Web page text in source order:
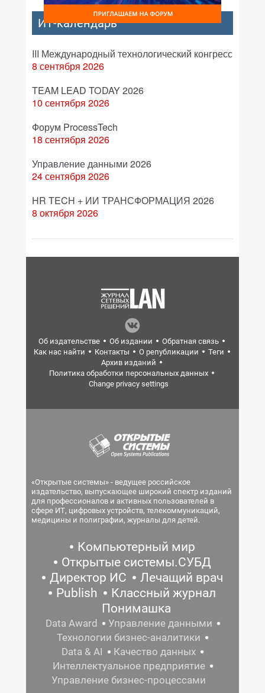
ИТ-календарь
III Международный технологический конгресс
8 сентября 2026
TEAM LEAD TODAY 2026
10 сентября 2026
Форум ProcessTech
18 сентября 2026
Управление данными 2026
24 сентября 2026
HR TECH + ИИ ТРАНСФОРМАЦИЯ 2026
8 октября 2026
Об издательстве Об издании
Обратная связь
Как нас найти
Контакты О републикации
Теги
Архив изданий
Политика обработки персональных данных
Change privacy settings
«Открытые системы» - ведущее российское
издательство, выпускающее широкий спектр изданий
для профессионалов и активных пользователей в
сфере ИТ, цифровых устройств, телекоммуникаций,
медицины и полиграфии, журналы для детей.
Компьютерный мир
Открытые системы.СУБД
Директор ИС
Лечащий врач
Publish
Классный журнал
Понимашка
Data Award
Управление данными
Технологии бизнес-аналитики
Data & AI
Качество данных
Интеллектуальное предприятие
Управление бизнес-процессами